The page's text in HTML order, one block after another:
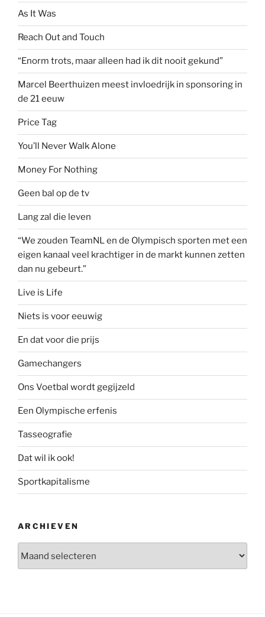
As It Was
Reach Out and Touch
“Enorm trots, maar alleen had ik dit nooit gekund”
Marcel Beerthuizen meest invloedrijk in sponsoring in
de 21 eeuw
Price Tag
You’ll Never Walk Alone
Money For Nothing
Geen bal op de tv
Lang zal die leven
“We zouden TeamNL en de Olympisch sporten met een
eigen kanaal veel krachtiger in de markt kunnen zetten
dan nu gebeurt.”
Live is Life
Niets is voor eeuwig
En dat voor die prijs
Gamechangers
Ons Voetbal wordt gegijzeld
Een Olympische erfenis
Tasseografie
Dat wil ik ook!
Sportkapitalisme
ARCHIEVEN